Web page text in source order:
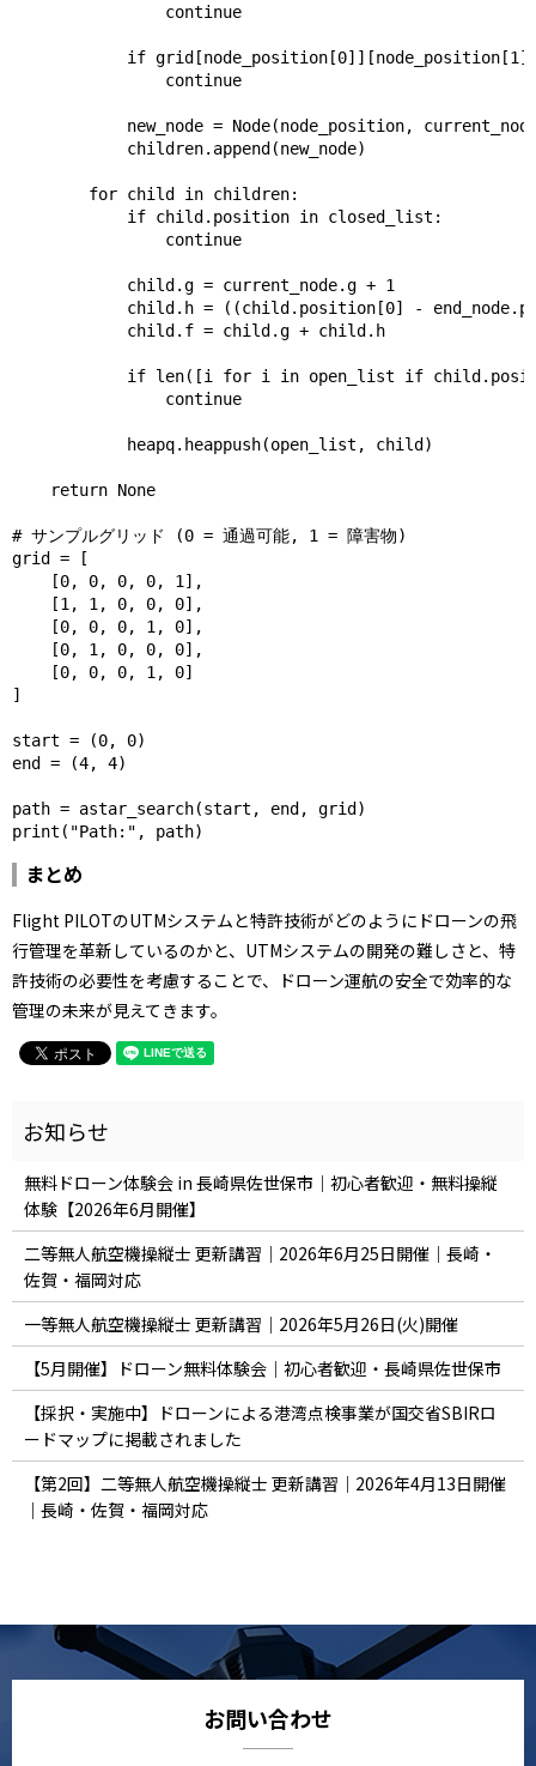
                continue
if
                continue
new_node = Node(node_position,
            children.append(new_node)
        for child in children:
            if child.position in closed_list:
                continue
            child.g = current_node.g + 1
child.h = ((child.position[0] -
            child.f = child.g + child.h
if len([i for i in open_list if
                continue
            heapq.heappush(open_list, child)
    return None
# サンプルグリッド (0 = 通過可能, 1 = 障害物)
grid = [
    [0, 0, 0, 0, 1],
    [1, 1, 0, 0, 0],
    [0, 0, 0, 1, 0],
    [0, 1, 0, 0, 0],
    [0, 0, 0, 1, 0]
]
start = (0, 0)
end = (4, 4)
path = astar_search(start, end, grid)
print("Path:", path)
まとめ
Flight PILOTのUTMシステムと特許技術がどのようにドローンの飛
行管理を革新しているのかと、UTMシステムの開発の難しさと、特
許技術の必要性を考慮することで、ドローン運航の安全で効率的な
管理の未来が見えてきます。
無料ドローン体験会 in 長崎県佐世保市｜初心者歓迎・無料操縦
体験【2026年6月開催】
二等無人航空機操縦士 更新講習｜2026年6月25日開催｜長崎・
佐賀・福岡対応
一等無人航空機操縦士 更新講習｜2026年5月26日(火)開催
【5月開催】ドローン無料体験会｜初心者歓迎・長崎県佐世保市
【採択・実施中】ドローンによる港湾点検事業が国交省SBIRロ
ードマップに掲載されました
【第2回】二等無人航空機操縦士 更新講習｜2026年4月13日開催
｜長崎・佐賀・福岡対応
お問い合わせ